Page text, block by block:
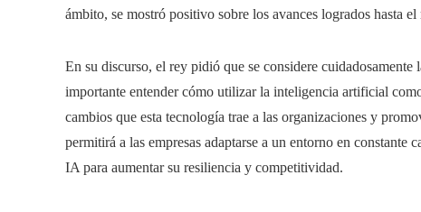
ámbito, se mostró positivo sobre los avances logrados hasta el
En su discurso, el rey pidió que se considere
importante entender cómo utilizar la inteligencia artificial
cambios que esta tecnología trae a las organizaciones y
permitirá a las empresas adaptarse a un entorno en
IA para aumentar su resiliencia y competitividad.